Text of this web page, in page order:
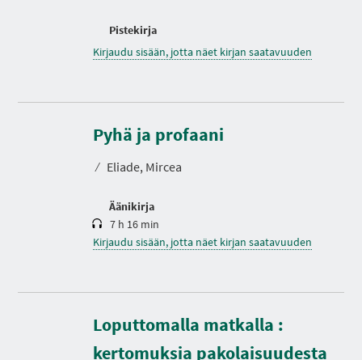
Pistekirja
Kirjaudu sisään, jotta näet kirjan saatavuuden
Pyhä ja profaani
⁄ Eliade, Mircea
Äänikirja
K
s
t
7 h 16 min
Kirjaudu sisään, jotta näet kirjan saatavuuden
Loputtomalla matkalla :
kertomuksia pakolaisuudesta
K
e
s